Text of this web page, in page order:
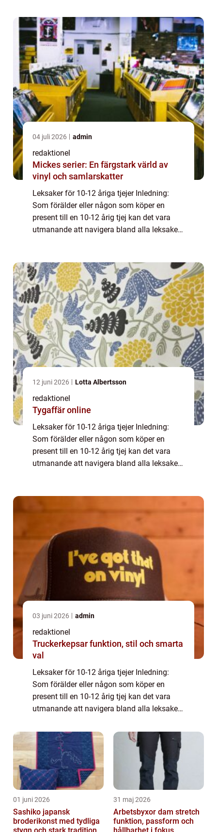
04 juli 2026 admin
redaktionel
Mickes serier: En färgstark värld av
vinyl och samlarskatter
Leksaker för 10-12 åriga tjejer Inledning:
Som förälder eller någon som köper en
present till en 10-12 årig tjej kan det vara
utmanande att navigera bland alla leksaker
12 juni 2026 Lotta Albertsson
redaktionel
Tygaffär online
Leksaker för 10-12 åriga tjejer Inledning:
Som förälder eller någon som köper en
present till en 10-12 årig tjej kan det vara
utmanande att navigera bland alla leksaker
03 juni 2026 admin
redaktionel
Truckerkepsar funktion, stil och smarta
val
Leksaker för 10-12 åriga tjejer Inledning:
Som förälder eller någon som köper en
present till en 10-12 årig tjej kan det vara
utmanande att navigera bland alla leksaker
hjälpa till i beslutsprocessen kommer denn...
01 juni 2026
Sashiko japansk
broderikonst med tydliga
31 maj 2026
Arbetsbyxor dam stretch
funktion, passform och